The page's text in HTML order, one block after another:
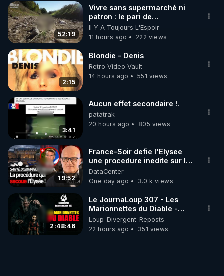
▶ 30 jours gratuit sur l’application de méditation et
de bien-être ENVOL :
Rendez-vous sur https://www.envol.app/code
le code : REGENERE
plus de guerres.
52:19
Vivre sans supermarché ni
patron : le pari de
l’autonomie
Il Y A Toujours L'Espoir
11 hours ago
222 views
2:15
Blondie - Denis
Retro Video Vault
14 hours ago
551 views
3:41
Aucun effet secondaire !.
patatrak
20 hours ago
805 views
19:52
France-Soir defie l'Elysee
une procedure inedite sur la
sante du president - Nexus
DataCenter
One day ago
3.0 k views
2:48:46
Le JournaLoup 307 - Les
Marionnettes du Diable -
Loup Divergent 2026.08.07
Loup_Divergent_Reposts
22 hours ago
351 views